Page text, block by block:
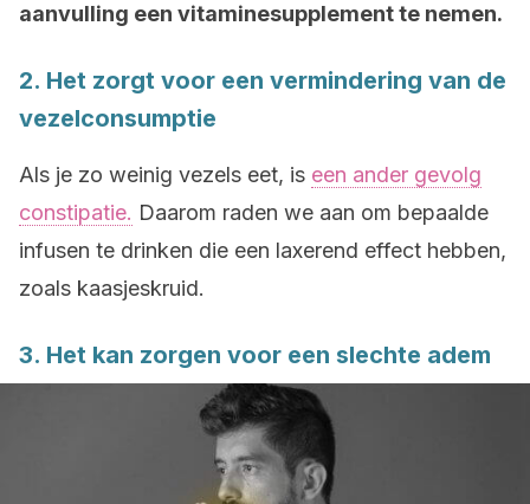
aanvulling een vitaminesupplement te nemen.
2. Het zorgt voor een vermindering van de
vezelconsumptie
Als je zo weinig vezels eet, is een ander gevolg
constipatie. Daarom raden we aan om bepaalde
infusen te drinken die een laxerend effect hebben,
zoals kaasjeskruid.
3. Het kan zorgen voor een slechte adem